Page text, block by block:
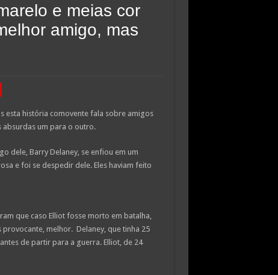
e meias cor
amigo, mas
esta história comovente fala sobre amigos
absurdas um para o outro.
dele, Barry Delaney, se enfiou em um
e foi se despedir dele. Eles haviam feito
que caso Elliot fosse morto em batalha,
melhor. Delaney, que tinha 25
de partir para a guerra. Elliot, de 24